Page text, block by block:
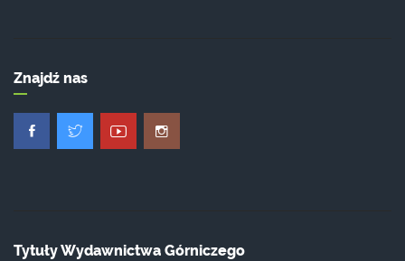
Znajdź nas
Tytuły Wydawnictwa Górniczego